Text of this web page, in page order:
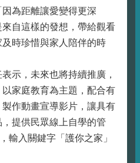
為距離讓愛變得更深
自這樣的發想，帶給觀看
時珍惜與家人陪伴的時
示，未來也將持續推廣，
家庭教育為主題，配合有
作動畫宣導影片，讓具有
提供民眾線上自學的管
輸入關鍵字「護你之家」